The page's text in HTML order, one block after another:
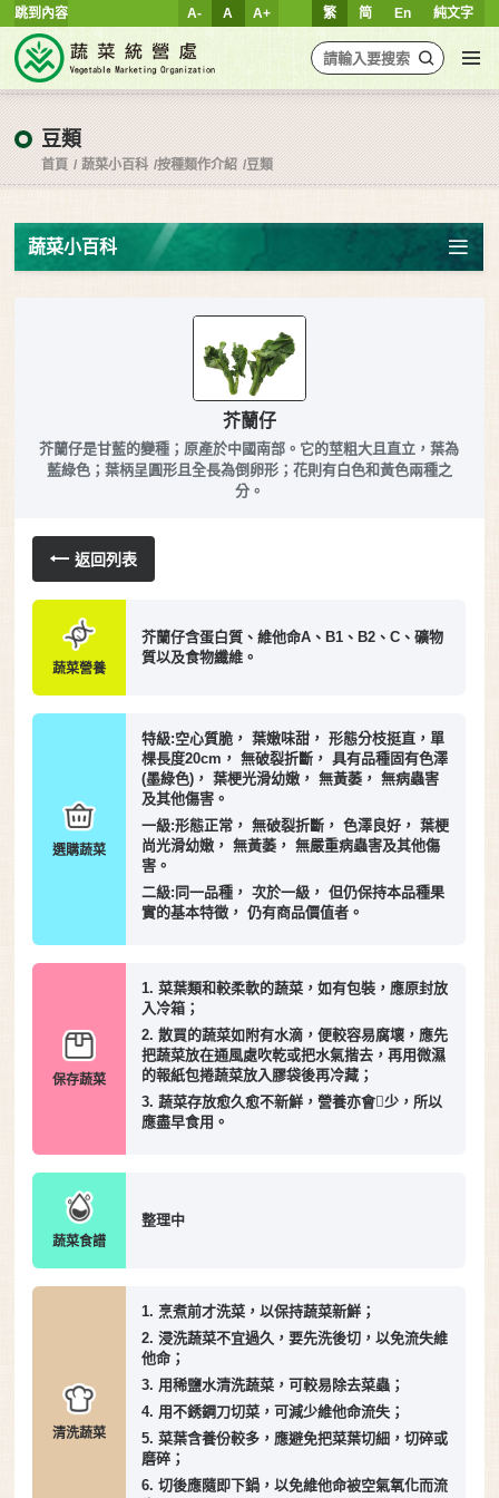
跳到內容 繁 简 En 純文字
A- A A+
豆類
首頁 蔬菜小百科 按種類作介紹 豆類
蔬菜小百科
芥蘭仔
芥蘭仔是甘藍的變種；原產於中國南部。它的莖粗大且直立，葉為
藍綠色；葉柄呈圓形且全長為倒卵形；花則有白色和黃色兩種之
分。
返回列表
蔬菜營養
芥蘭仔含蛋白質、維他命A、B1、B2、C、礦物
質以及食物纖維。
選購蔬菜
特級:空心質脆， 葉嫩味甜， 形態分枝挺直，單
棵長度20cm， 無破裂折斷， 具有品種固有色澤
(墨綠色)， 葉梗光滑幼嫩， 無黃萎， 無病蟲害
及其他傷害。
一級:形態正常， 無破裂折斷， 色澤良好， 葉梗
尚光滑幼嫩， 無黃萎， 無嚴重病蟲害及其他傷
害。
二級:同一品種， 次於一級， 但仍保持本品種果
實的基本特徵， 仍有商品價值者。
保存蔬菜
1. 菜葉類和較柔軟的蔬菜，如有包裝，應原封放
入冷箱；
2. 散買的蔬菜如附有水滴，便較容易腐壞，應先
把蔬菜放在通風處吹乾或把水氣揩去，再用微濕
的報紙包捲蔬菜放入膠袋後再冷藏；
3. 蔬菜存放愈久愈不新鮮，營養亦會少，所以
應盡早食用。
蔬菜食譜
整理中
清洗蔬菜
1. 烹煮前才洗菜，以保持蔬菜新鮮；
2. 浸洗蔬菜不宜過久，要先洗後切，以免流失維
他命；
3. 用稀鹽水清洗蔬菜，可較易除去菜蟲；
4. 用不銹鋼刀切菜，可減少維他命流失；
5. 菜葉含養份較多，應避免把菜葉切細，切碎或
磨碎；
6. 切後應隨即下鍋，以免維他命被空氣氧化而流